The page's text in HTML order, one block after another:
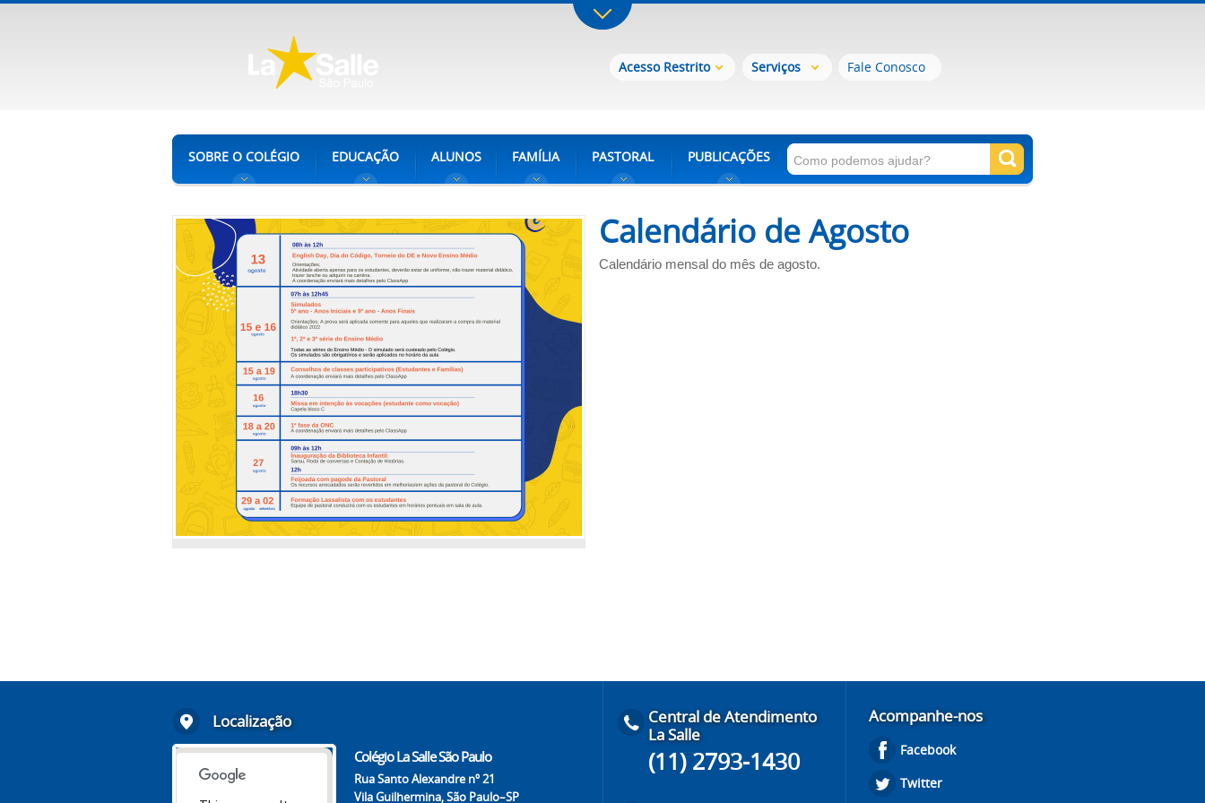
Acesso Restrito Serviços Fale Conosco
SOBRE O COLÉGIO EDUCAÇÃO ALUNOS FAMÍLIA PASTORAL PUBLICAÇÕES
Calendário de Agosto
Calendário mensal do mês de agosto.
Localização
Colégio La Salle São Paulo
Rua Santo Alexandre nº 21
Vila Guilhermina, São Paulo–SP
Central de Atendimento
La Salle
(11) 2793-1430
Acompanhe-nos
Facebook
Twitter